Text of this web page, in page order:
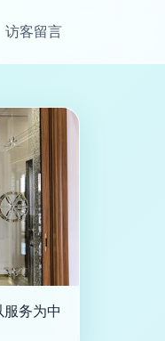
访客留言
务为中